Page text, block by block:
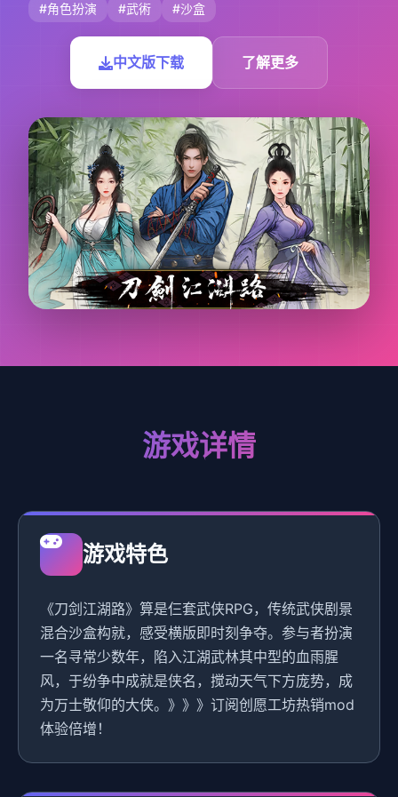
#角色扮演 #武術 #沙盒
中文版下载 了解更多
游戏详情
游戏特色
《刀剑江湖路》算是仨套武侠RPG，传统武侠剧景
混合沙盒构就，感受横版即时刻争夺。参与者扮演
一名寻常少数年，陷入江湖武林其中型的血雨腥
风，于纷争中成就是侠名，搅动天气下方庞势，成
为万士敬仰的大侠。》》》订阅创愿工坊热销mod
体验倍增！